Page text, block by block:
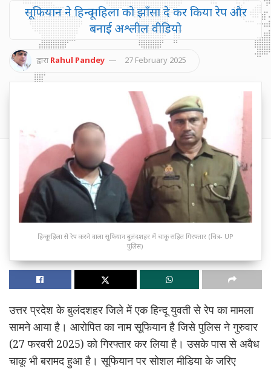
सूफियान ने हिन्दू महिला को झाँसा दे कर किया रेप और
बनाई अश्लील वीडियो
द्वारा Rahul Pandey 27 February 2025
हिन्दू महिला से रेप करने वाला सूफियान बुलंदशहर में चाकू सहित गिरफ्तार (चित्र- UP
पुलिस)
उत्तर प्रदेश के बुलंदशहर जिले में एक हिन्दू युवती से रेप का मामला
सामने आया है। आरोपित का नाम सूफियान है जिसे पुलिस ने गुरुवार
(27 फरवरी 2025) को गिरफ्तार कर लिया है। उसके पास से अवैध
चाकू भी बरामद हुआ है। सूफियान पर सोशल मीडिया के जरिए